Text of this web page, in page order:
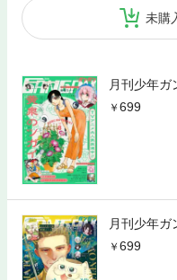
未購
月刊少年ガ
699
月刊少年
699